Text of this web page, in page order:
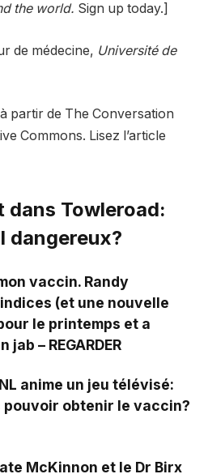
the world. Sign up today.]
de médecine, Université de
partir de The Conversation
Commons. Lisez l’article
dans Towleroad:
dangereux?
vaccin. Randy
(et une nouvelle
le printemps et a
– REGARDER
anime un jeu télévisé:
pouvoir obtenir le vaccin?
McKinnon et le Dr Birx